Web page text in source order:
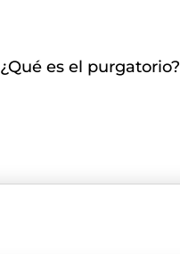
¿Qué es el purgatorio?